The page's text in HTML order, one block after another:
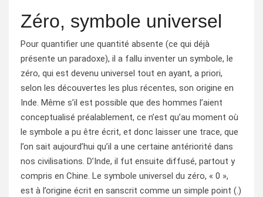
Zéro, symbole universel
Pour quantifier une quantité absente (ce qui déjà
présente un paradoxe), il a fallu inventer un symbole, le
zéro, qui est devenu universel tout en ayant, a priori,
selon les découvertes les plus récentes, son origine en
Inde. Même s’il est possible que des hommes l’aient
conceptualisé préalablement, ce n’est qu’au moment où
le symbole a pu être écrit, et donc laisser une trace, que
l’on sait aujourd’hui qu’il a une certaine antériorité dans
nos civilisations. D’Inde, il fut ensuite diffusé, partout y
compris en Chine. Le symbole universel du zéro, « 0 »,
est à l’origine écrit en sanscrit comme un simple point (.)